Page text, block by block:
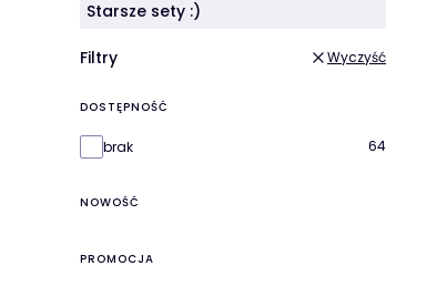
Starsze sety :)
Filtry Wyczyść
DOSTĘPNOŚĆ
Dostępność
brak 64
NOWOŚĆ
PROMOCJA